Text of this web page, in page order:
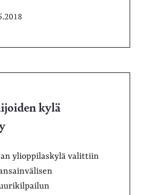
kylä
ylioppilaskylä valittiin